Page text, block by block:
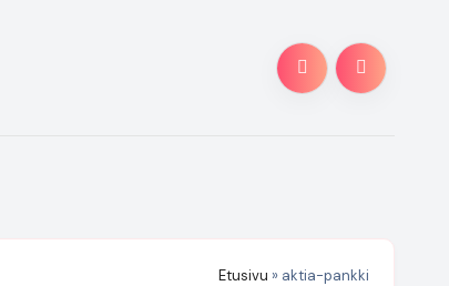
Etusivu » aktia-pankki